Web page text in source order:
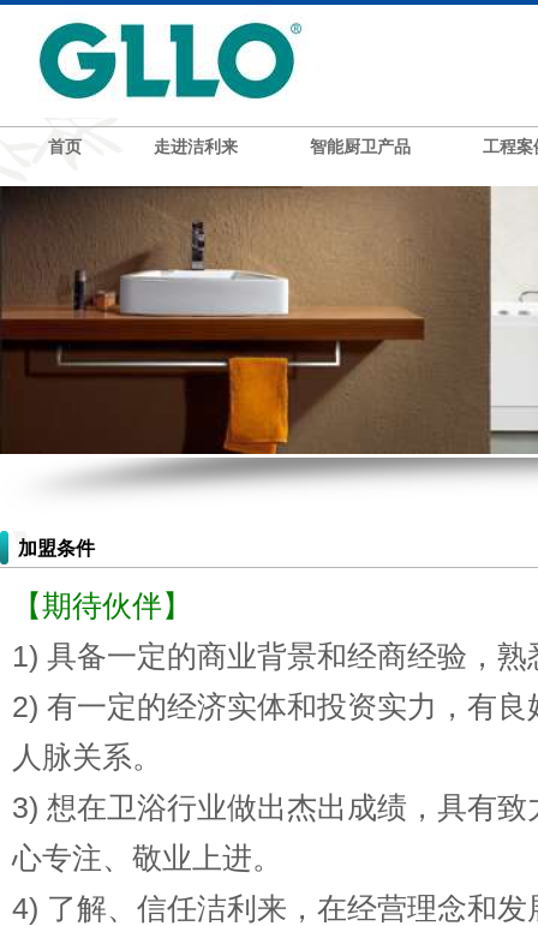
首页 走进洁利来 智能厨卫产品 工程案
加盟条件
【期待伙伴】
1) 具备一定的商业背景和经商经验，
2) 有一定的经济实体和投资实力，有
人脉关系。
3) 想在卫浴行业做出杰出成绩，具有
心专注、敬业上进。
4) 了解、信任洁利来，在经营理念和